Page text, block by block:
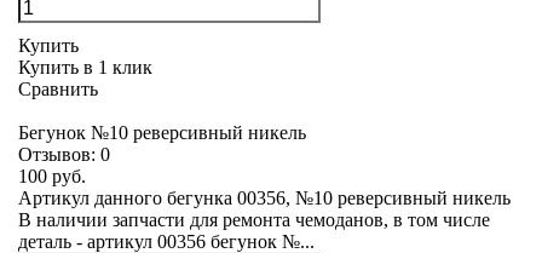
Купить
Купить в 1 клик
Сравнить
Бегунок №10 реверсивный никель
Отзывов: 0
100 руб.
Артикул данного бегунка 00356, №10 реверсивный никель
В наличии запчасти для ремонта чемоданов, в том числе
деталь - артикул 00356 бегунок №...